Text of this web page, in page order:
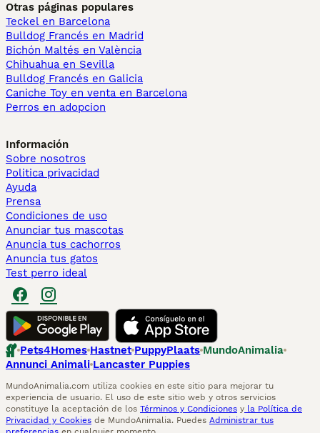
Otras páginas populares
Teckel en Barcelona
Bulldog Francés en Madrid
Bichón Maltés en València
Chihuahua en Sevilla
Bulldog Francés en Galicia
Caniche Toy en venta en Barcelona
Perros en adopcion
Información
Sobre nosotros
Politica privacidad
Ayuda
Prensa
Condiciones de uso
Anunciar tus mascotas
Anuncia tus cachorros
Anuncia tus gatos
Test perro ideal
Pets4Homes Hastnet PuppyPlaats MundoAnimalia
Annunci Animali Lancaster Puppies
MundoAnimalia.com utiliza cookies en este sitio para mejorar tu
experiencia de usuario. El uso de este sitio web y otros servicios
constituye la aceptación de los Términos y Condiciones y la Política de
Privacidad y Cookies de MundoAnimalia. Puedes Administrar tus